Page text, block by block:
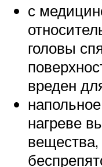
с
головы
вреден
нагреве